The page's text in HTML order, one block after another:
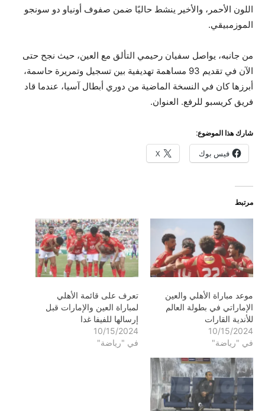
اللون الأحمر، والأخير ينشط حاليًا ضمن صفوف أونياو دو سونجو
الموزمبيقي.
من جانبه، يواصل سفيان رحيمي التألق مع العين، حيث نجح حتى
الآن في تقديم 93 مساهمة تهديفية بين تسجيل وتمريرة حاسمة،
أبرزها كان في النسخة الماضية من دوري أبطال آسيا، عندما قاد
فريق كريسبو للرفع. العنوان.
شارك هذا الموضوع:
فيس بوك X
مرتبط
موعد مباراة الأهلي والعين
الإماراتي في بطولة العالم
للأندية القارات
10/15/2024
في "رياضة"
تعرف على قائمة الأهلي
لمباراة العين والإمارات قبل
إرسالها للفيفا غدا
10/15/2024
في "رياضة"